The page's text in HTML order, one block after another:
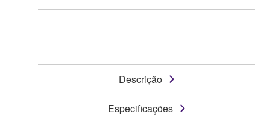
Descrição
Especificações